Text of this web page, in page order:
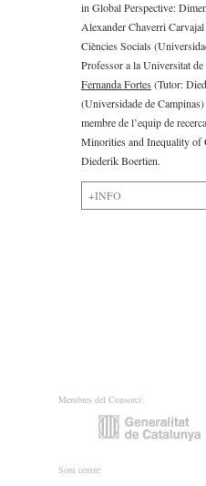
in Global Perspective:
Alexander Chaverri
Ciències Socials
Professor a la Universitat de
Fernanda Fortes (Tutor:
(Universidade de
membre de l’equip de
Minorities and Inequality
Diederik Boertien.
+INFO
Membres del Consorci:
Som centre: